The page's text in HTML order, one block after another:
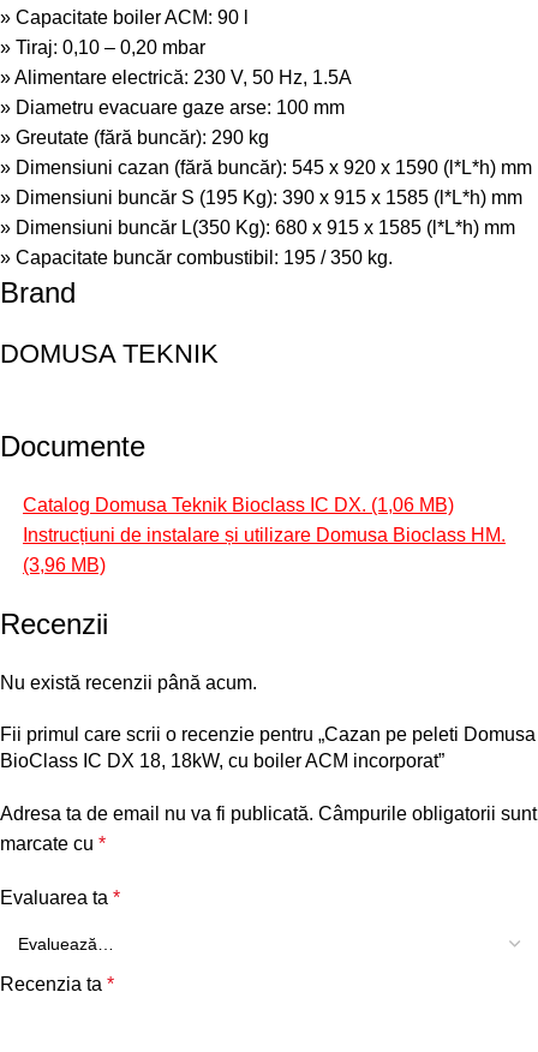
» Capacitate boiler ACM: 90 l
» Tiraj: 0,10 – 0,20 mbar
» Alimentare electrică: 230 V, 50 Hz, 1.5A
» Diametru evacuare gaze arse: 100 mm
» Greutate (fără buncăr): 290 kg
» Dimensiuni cazan (fără buncăr): 545 x 920 x 1590 (l*L*h) mm
» Dimensiuni buncăr S (195 Kg): 390 x 915 x 1585 (l*L*h) mm
» Dimensiuni buncăr L(350 Kg): 680 x 915 x 1585 (l*L*h) mm
» Capacitate buncăr combustibil: 195 / 350 kg.
Brand
DOMUSA TEKNIK
Documente
Catalog Domusa Teknik Bioclass IC DX.
Instrucțiuni de instalare și utilizare Domusa Bioclass HM.
Recenzii
Nu există recenzii până acum.
Fii primul care scrii o recenzie pentru „Cazan pe peleti Domusa
BioClass IC DX 18, 18kW, cu boiler ACM incorporat”
Adresa ta de email nu va fi publicată. Câmpurile obligatorii sunt
marcate cu *
Evaluarea ta *
Recenzia ta *